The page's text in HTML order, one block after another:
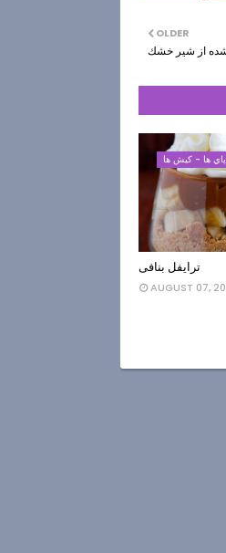
OLDER
شده از شير خشك
ها - كيش ها
ترایفل بنافی
AUGUST 07,